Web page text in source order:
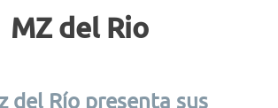
MZ del Rio
del Río presenta sus